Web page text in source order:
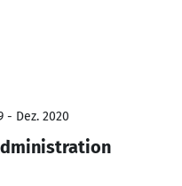
- Dez. 2020